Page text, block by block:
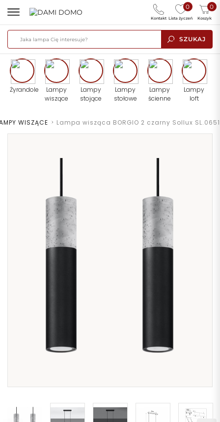
SZUKAJ
0
Lista życzeń
0
Koszyk
Kontakt
Żyrandole
Lampy
wiszące
Lampy
stojące
Lampy
stołowe
Lampy
ścienne
Lampy
loft
WISZĄCE > Lampa wisząca BORGIO 2 czarny Sollux SL.0651